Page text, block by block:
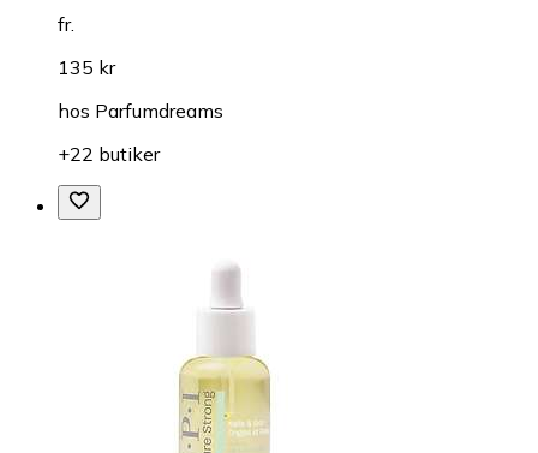
fr.
135 kr
hos Parfumdreams
+22 butiker